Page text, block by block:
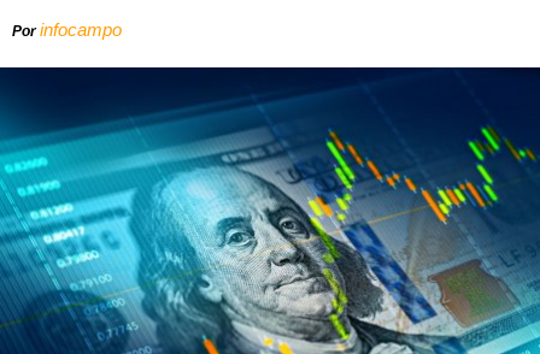
Porinfocampo